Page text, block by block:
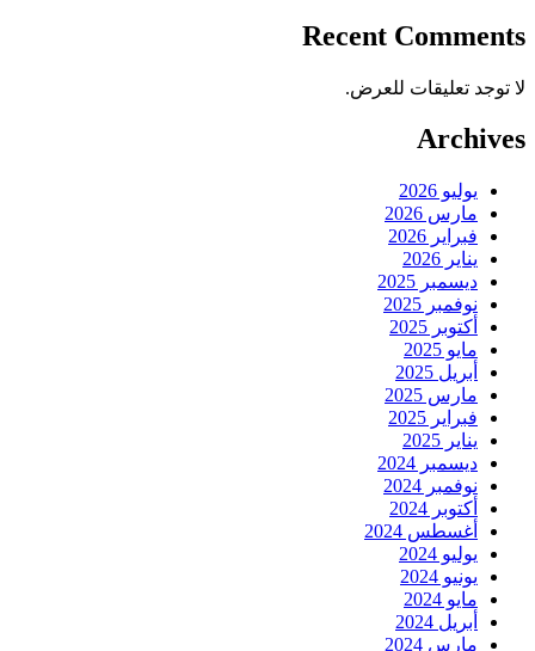
Recent Comments
لا توجد تعليقات للعرض.
Archives
يوليو 2026
مارس 2026
فبراير 2026
يناير 2026
ديسمبر 2025
نوفمبر 2025
أكتوبر 2025
مايو 2025
أبريل 2025
مارس 2025
فبراير 2025
يناير 2025
ديسمبر 2024
نوفمبر 2024
أكتوبر 2024
أغسطس 2024
يوليو 2024
يونيو 2024
مايو 2024
أبريل 2024
مارس 2024